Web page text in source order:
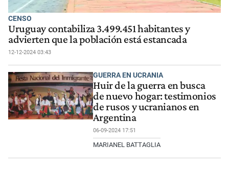
CENSO
Uruguay contabiliza 3.499.451 habitantes y
advierten que la población está estancada
12-12-2024 03:43
GUERRA EN UCRANIA
Huir de la guerra en busca
de nuevo hogar: testimonios
de rusos y ucranianos en
Argentina
06-09-2024 17:51
MARIANEL BATTAGLIA